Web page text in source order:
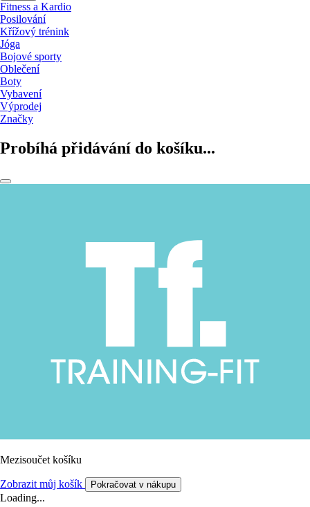
Fitness a Kardio
Posilování
Křížový trénink
Jóga
Bojové sporty
Oblečení
Boty
Vybavení
Výprodej
Značky
Probíhá přidávání do košíku...
Mezisoučet košíku
Zobrazit můj košík Pokračovat v nákupu
Loading...